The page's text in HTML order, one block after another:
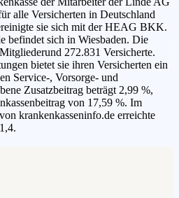
alle Versicherten in Deutschland
sie sich mit der HEAG BKK.
sich in Wiesbaden. Die
272.831 Versicherte.
bietet sie ihren Versicherten ein
Service-, Vorsorge- und
Zusatzbeitrag beträgt 2,99 %,
von 17,59 %. Im
krankenkasseninfo.de erreichte